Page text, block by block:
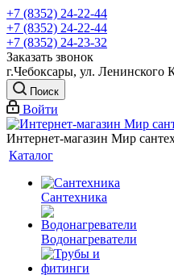
+7 (8352) 24-22-44
+7 (8352) 24-22-44
+7 (8352) 24-23-32
Заказать звонок
г.Чебоксары, ул. Ленинского
Поиск
Войти
Интернет-магазин Мир
Каталог
Сантехника
Водонагреватели